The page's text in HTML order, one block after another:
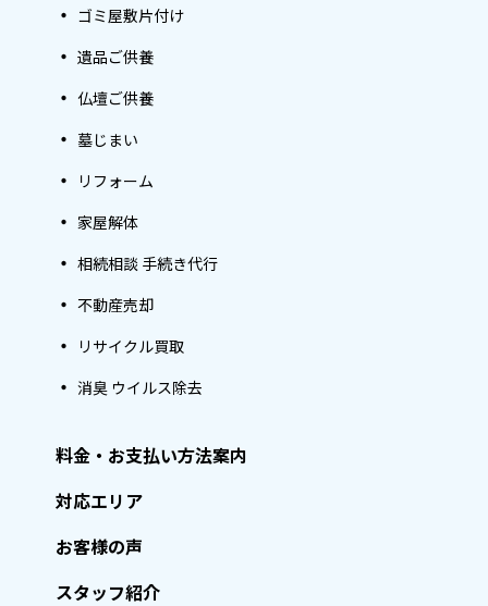
ゴミ屋敷片付け
遺品ご供養
仏壇ご供養
墓じまい
リフォーム
家屋解体
相続相談 手続き代行
不動産売却
リサイクル買取
消臭 ウイルス除去
料金・お支払い方法案内
対応エリア
お客様の声
スタッフ紹介